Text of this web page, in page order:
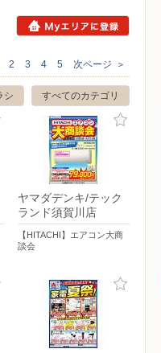
2 3 4 5 次ページ ＞
すべてのカテゴリ
シ
ヤマダデンキ/テック
ランド須賀川店
【HITACHI】エアコン大商
談会